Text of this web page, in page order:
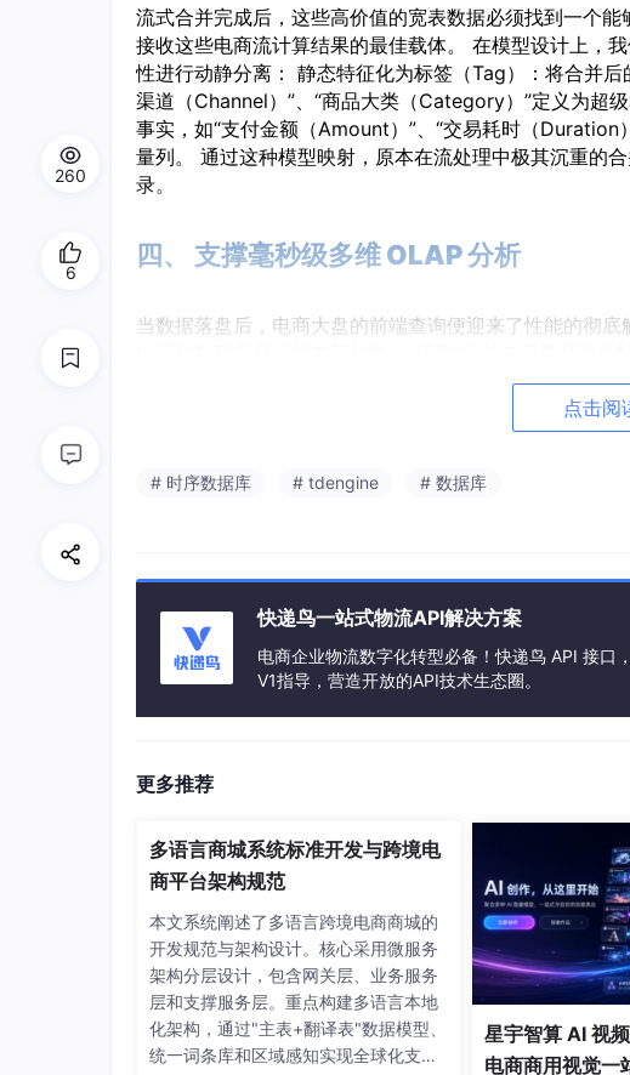
流式合并完成后，这些高价值的宽表数据必须找到一个
接收这些电商流计算结果的最佳载体。 在模型设计上，
性进行动静分离： 静态特征化为标签（Tag）：将合并
渠道（Channel）”、“商品大类（Category）”定义为超
事实，如“支付金额（Amount）”、“交易耗时（
量列。 通过这种模型映射，原本在流处理中极其沉重的
录。
四、 支撑毫秒级多维 OLAP 分析
当数据落盘后，电商大盘的前端查询便迎来了性能的彻
级 JOIN 操作。 TDengine 只需通过对超级表的 Tag 进
亿条的交易记录中卷出精准的聚合结果。这种 Flink 负
金组合，是支撑起现代电商实时大屏平稳运转的技术基石
点击阅
# 时序数据库 # tdengine # 数据库
快递鸟一站式物流API解决方案
电商企业物流数字化转型必备！快递鸟 API 接口
V1指导，营造开放的API技术生态圈。
更多推荐
多语言商城系统标准开发与跨境电
商平台架构规范
本文系统阐述了多语言跨境电商商城的
开发规范与架构设计。核心采用微服务
架构分层设计，包含网关层、业务服务
层和支撑服务层。重点构建多语言本地
化架构，通过"主表+翻译表"数据模型、
统一词条库和区域感知实现全球化支
星宇智算 AI 视
电商商用视觉一
260
6